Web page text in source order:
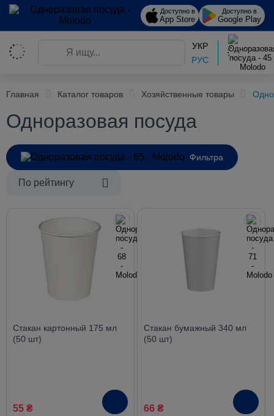
Доступно в
App Store
Доступно в
Google Play
УКР
РУС
Главная Каталог товаров Хозяйственные товары
Одноразовая посуда
Фильтра
По рейтингу
Стакан картонный 175 мл
(50 шт)
55 ₴
Стакан бумажный 340 мл
(50 шт)
66 ₴